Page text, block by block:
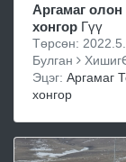
Аргамаг олон
хонгор Гүү
Төрсөн:
Булган
Эцэг: Аргамаг
хонгор